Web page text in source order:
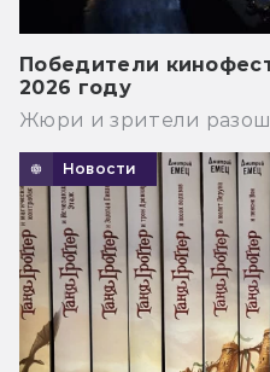
Победители
2026 году
Жюри и зрители
Новости